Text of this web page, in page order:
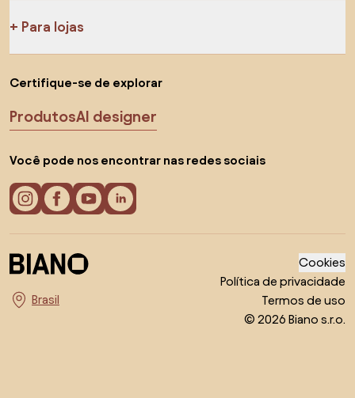
Para lojas
Certifique-se de explorar
ProdutosAI designer
Você pode nos encontrar nas redes sociais
Escolha o país
Cookies
Política de privacidade
Termos de uso
© 2026 Biano s.r.o.